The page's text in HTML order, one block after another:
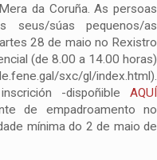
da Coruña. As persoas
seus/súas pequenos/as
28 de maio no Rexistro
(de 8.00 a 14.00 horas)
sxc/gl/index.html).
-dispoñible AQUÍ
de empadroamento no
mínima do 2 de maio de